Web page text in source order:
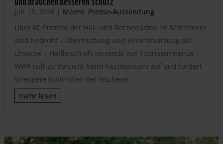
Juli 13, 2026 | Meere, Presse-Aussendung
Über 60 Prozent der Hai- und Rochenarten im Mittelmeer
sind bedroht – Überfischung und Verschmutzung als
Ursache – Haifleisch oft versteckt auf Touristenmenüs –
WWF ruft zu Vorsicht beim Fischkonsum auf und fordert
strengere Kontrollen der Fischerei
mehr lesen